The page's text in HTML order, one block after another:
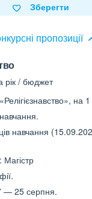
пропозиції
Зберегти
рік / бюджет
на
навчання
— 25 серпня.